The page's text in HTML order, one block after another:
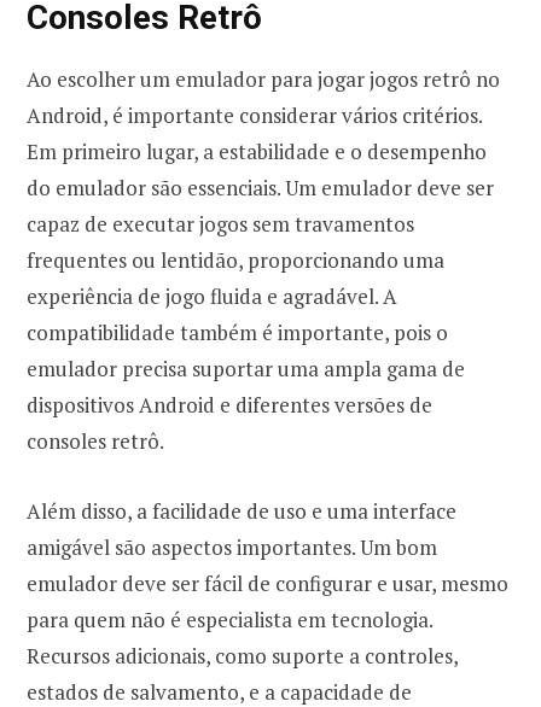
Consoles Retrô
Ao escolher um emulador para jogar jogos retrô no
Android, é importante considerar vários critérios.
Em primeiro lugar, a estabilidade e o desempenho
do emulador são essenciais. Um emulador deve ser
capaz de executar jogos sem travamentos
frequentes ou lentidão, proporcionando uma
experiência de jogo fluida e agradável. A
compatibilidade também é importante, pois o
emulador precisa suportar uma ampla gama de
dispositivos Android e diferentes versões de
consoles retrô.
Além disso, a facilidade de uso e uma interface
amigável são aspectos importantes. Um bom
emulador deve ser fácil de configurar e usar, mesmo
para quem não é especialista em tecnologia.
Recursos adicionais, como suporte a controles,
estados de salvamento, e a capacidade de